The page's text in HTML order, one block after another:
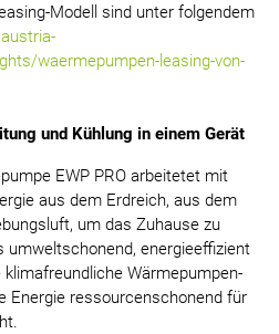
Modell sind unter folgendem
waermepumpen-leasing-von-
und Kühlung in einem Gerät
EWP PRO arbeitetet mit
aus dem Erdreich, aus dem
um das Zuhause zu
umweltschonend, energieeffizient
Wärmepumpen-
Energie ressourcenschonend für